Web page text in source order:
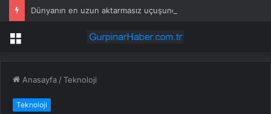
Menü
Anasayfa /Teknoloji
Teknoloji